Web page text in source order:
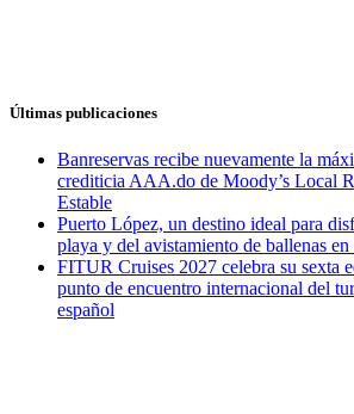
Últimas publicaciones
Banreservas recibe nuevamente la
crediticia AAA.do de Moody’s Local
Estable
Puerto López, un destino ideal para
playa y del avistamiento de ballenas en
FITUR Cruises 2027 celebra su sexta
punto de encuentro internacional del
español